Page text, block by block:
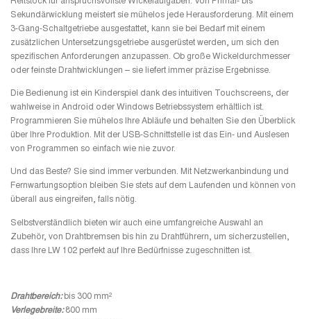
Sekundärwicklung meistert sie mühelos jede Herausforderung. Mit einem
3-Gang-Schaltgetriebe ausgestattet, kann sie bei Bedarf mit einem
zusätzlichen Untersetzungsgetriebe ausgerüstet werden, um sich den
spezifischen Anforderungen anzupassen. Ob große Wickeldurchmesser
oder feinste Drahtwicklungen – sie liefert immer präzise Ergebnisse.
Die Bedienung ist ein Kinderspiel dank des intuitiven Touchscreens, der
wahlweise in Android oder Windows Betriebssystem erhältlich ist.
Programmieren Sie mühelos Ihre Abläufe und behalten Sie den Überblick
über Ihre Produktion. Mit der USB-Schnittstelle ist das Ein- und Auslesen
von Programmen so einfach wie nie zuvor.
Und das Beste? Sie sind immer verbunden. Mit Netzwerkanbindung und
Fernwartungsoption bleiben Sie stets auf dem Laufenden und können von
überall aus eingreifen, falls nötig.
Selbstverständlich bieten wir auch eine umfangreiche Auswahl an
Zubehör, von Drahtbremsen bis hin zu Drahtführern, um sicherzustellen,
dass Ihre LW 102 perfekt auf Ihre Bedürfnisse zugeschnitten ist.
Drahtbereich:bis 300 mm²
Verlegebreite:800 mm